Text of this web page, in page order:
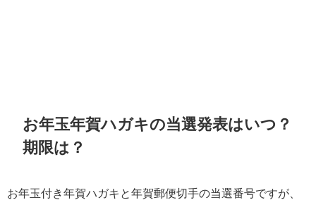
お年玉年賀ハガキの当選発表はいつ？
期限は？
お年玉付き年賀ハガキと年賀郵便切手の当選番号ですが、